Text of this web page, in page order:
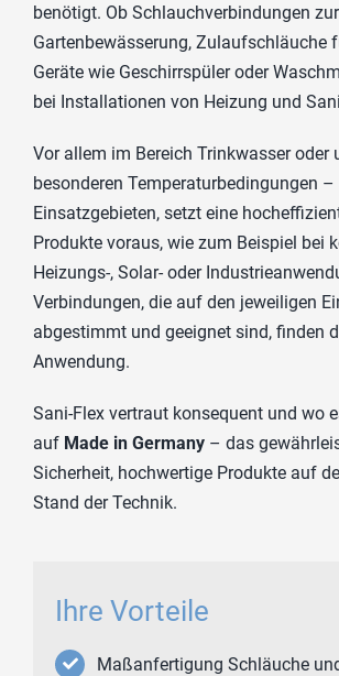
benötigt. Ob Schlauchverbindungen zur
Gartenbewässerung, Zulaufschläuche
Geräte wie Geschirrspüler oder
bei Installationen von Heizung und
Vor allem im Bereich Trinkwasser oder
besonderen Temperaturbedingungen –
Einsatzgebieten, setzt eine
Produkte voraus, wie zum Beispiel bei
Heizungs-, Solar- oder
Verbindungen, die auf den jeweiligen
abgestimmt und geeignet sind, finden
Anwendung.
Sani-Flex vertraut konsequent und wo
auf Made in Germany– das
Sicherheit, hochwertige Produkte auf
Stand der Technik.
Ihre Vorteile
Maßanfertigung Schläuche